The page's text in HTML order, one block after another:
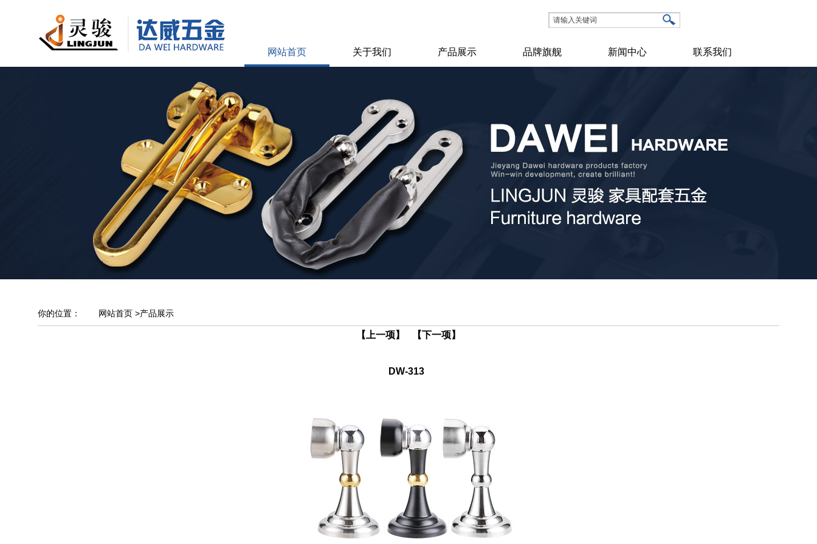
网站首页 关于我们 产品展示 品牌旗舰 新闻中心 联系我们
你的位置： 网站首页 >产品展示
【上一项】 【下一项】
DW-313